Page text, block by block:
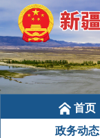
首页
政务动态